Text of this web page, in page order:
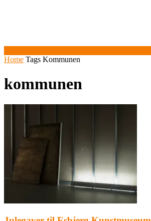
Home Tags Kommunen
kommunen